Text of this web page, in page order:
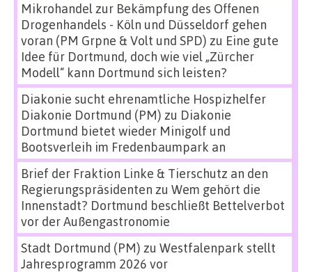
Mikrohandel zur Bekämpfung des Offenen
Drogenhandels - Köln und Düsseldorf gehen
voran (PM Grpne & Volt und SPD) zu Eine gute
Idee für Dortmund, doch wie viel „Zürcher
Modell“ kann Dortmund sich leisten?
Diakonie sucht ehrenamtliche Hospizhelfer
Diakonie Dortmund (PM) zu Diakonie
Dortmund bietet wieder Minigolf und
Bootsverleih im Fredenbaumpark an
Brief der Fraktion Linke & Tierschutz an den
Regierungspräsidenten zu Wem gehört die
Innenstadt? Dortmund beschließt Bettelverbot
vor der Außengastronomie
Stadt Dortmund (PM) zu Westfalenpark stellt
Jahresprogramm 2026 vor